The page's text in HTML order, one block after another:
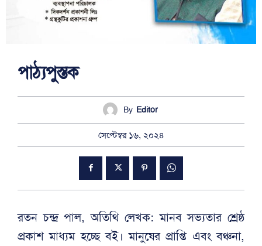
পাঠ্যপুস্তক
By Editor
সেপ্টেম্বর ১৬, ২০২৪
রতন চন্দ্র পাল, অতিথি লেখক: মানব সভ্যতার শ্রেষ্ঠ
প্রকাশ মাধ্যম হচ্ছে বই। মানুষের প্রাপ্তি এবং বঞ্চনা,